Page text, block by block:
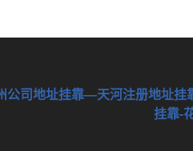
公司地址挂靠—天河注册地址
挂靠-